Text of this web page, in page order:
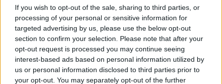
If you wish to opt-out of the sale, sharing to third parties, or
processing of your personal or sensitive information for
targeted advertising by us, please use the below opt-out
section to confirm your selection. Please note that after your
opt-out request is processed you may continue seeing
interest-based ads based on personal information utilized by
us or personal information disclosed to third parties prior to
your opt-out. You may separately opt-out of the further
έκτασης στη θέση «Πλακωτό» της Δημοτικής Ενότητας
Μαγούλας του Δήμου Ελευσίνας.
Το Ειδικό Πολεοδομικό Σχέδιο αφορά συνολική έκταση
περίπου 1,15 εκατ. τ.μ., η οποία χωρίζεται σε διακριτές
ζώνες με διαφορετική χρήση γης η καθεμία.